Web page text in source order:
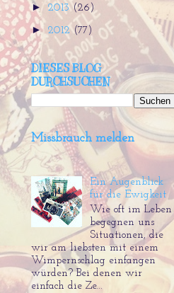
► 2013(26)
► 2012(77)
DIESES BLOG
DURCHSUCHEN
Missbrauch melden
Ein Augenblick
für die Ewigkeit
Wie oft im Leben
begegnen uns
Situationen, die
wir am liebsten mit einem
Wimpernschlag einfangen
würden? Bei denen wir
einfach die Ze...